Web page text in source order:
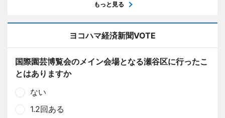
もっと見る
ヨコハマ経済新聞VOTE
国際園芸博覧会のメイン会場となる瀬谷区に行ったこ
とはありますか
ない
1.2回ある